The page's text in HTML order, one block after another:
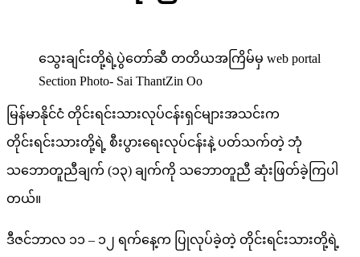
သွေးချင်းတို့ရဲ့ပွဲတော်ဆီ တတိယအကြိမ်မှ ​web portal
Section Photo- Sai ThantZin Oo
မြန်မာနိုင်ငံ တိုင်းရင်းသားလုပ်ငန်းရှင်များအသင်းက
တိုင်းရင်းသားတို့ရဲ့ စီးပွားရေးလုပ်ငန်းနဲ့ ပတ်သက်တဲ့ ဘုံ
သဘောတူညီချက် (၁၃) ချက်ကို သဘောတူညီ ဆုံးဖြတ်ခဲ့ကြပါ
တယ်။
ဒီဇင်ဘာလ ၁၁ – ၁၂ ရက်နေ့က ပြုလုပ်ခဲ့တဲ့ တိုင်းရင်းသားတို့ရဲ့